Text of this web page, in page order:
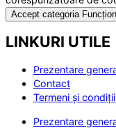
Accept categoria
LINKURI UTILE
Prezentare
Contact
Termeni și condiții
Prezentare